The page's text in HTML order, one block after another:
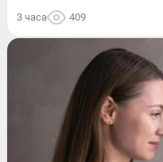
3 часа 409